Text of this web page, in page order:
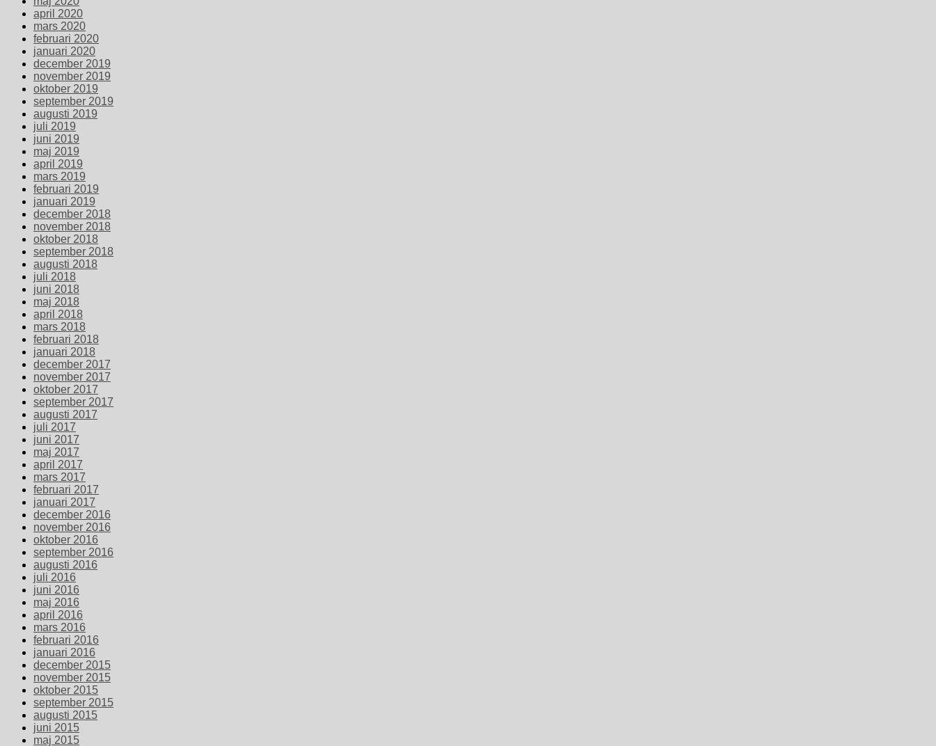
april 2020
mars 2020
februari 2020
januari 2020
december 2019
november 2019
oktober 2019
september 2019
augusti 2019
juli 2019
juni 2019
maj 2019
april 2019
mars 2019
februari 2019
januari 2019
december 2018
november 2018
oktober 2018
september 2018
augusti 2018
juli 2018
juni 2018
maj 2018
april 2018
mars 2018
februari 2018
januari 2018
december 2017
november 2017
oktober 2017
september 2017
augusti 2017
juli 2017
juni 2017
maj 2017
april 2017
mars 2017
februari 2017
januari 2017
december 2016
november 2016
oktober 2016
september 2016
augusti 2016
juli 2016
juni 2016
maj 2016
april 2016
mars 2016
februari 2016
januari 2016
december 2015
november 2015
oktober 2015
september 2015
augusti 2015
juni 2015
maj 2015